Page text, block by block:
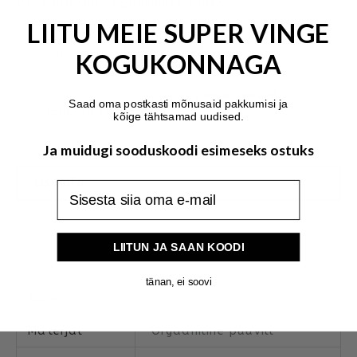
+ Lisa korvi
naljakad tsitaadid
Lisainfo
Arvustused (0)
Mõõdud ja tellimine
Materjal Orgaaniline puuvill
LIITU MEIE SUPER VINGE
KOGUKONNAGA
Saad oma postkasti mõnusaid pakkumisi ja
kõige tähtsamad uudised.
Ja muidugi sooduskoodi esimeseks ostuks
LIITUN JA SAAN KOODI
tänan, ei soovi